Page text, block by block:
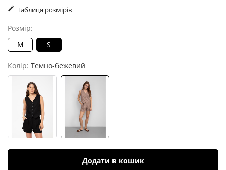
Таблиця розмірів
Розмір:
M
S
Колір: Темно-бежевий
Додати в кошик